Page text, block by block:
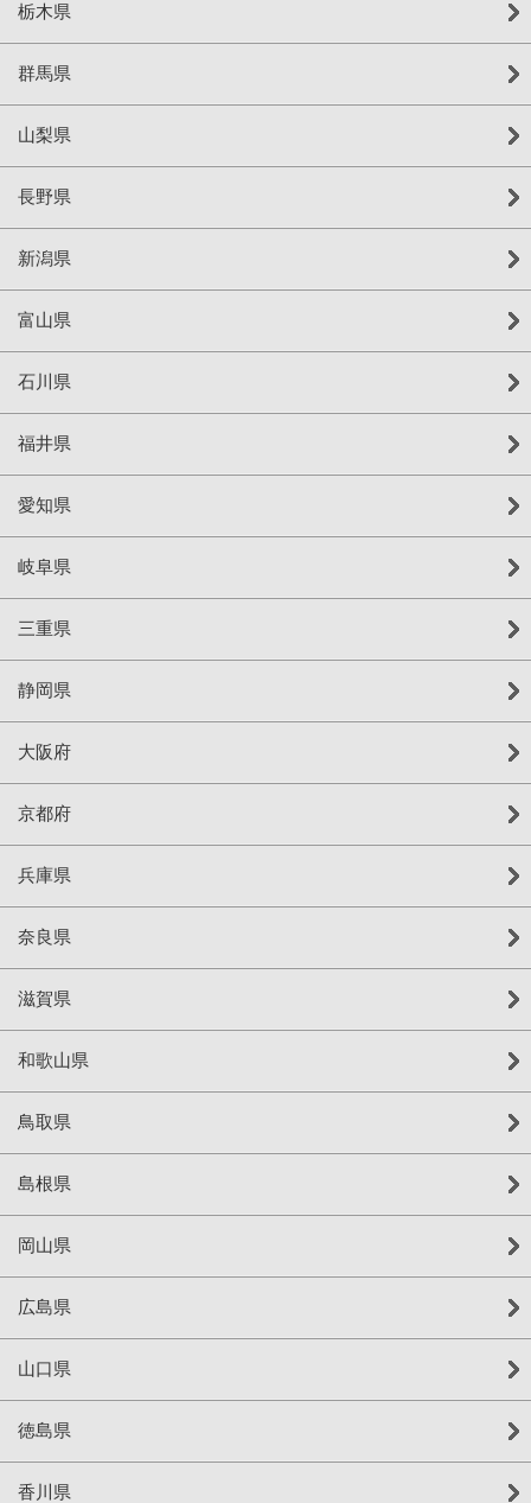
栃木県
群馬県
山梨県
長野県
新潟県
富山県
石川県
福井県
愛知県
岐阜県
三重県
静岡県
大阪府
京都府
兵庫県
奈良県
滋賀県
和歌山県
鳥取県
島根県
岡山県
広島県
山口県
徳島県
香川県